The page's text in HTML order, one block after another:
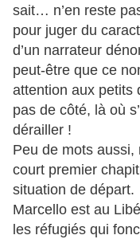
sait… n’en reste
pour juger du
d’un narrateur
peut-être que ce
attention aux petits
pas de côté, là où
dérailler !
Peu de mots
court premier
situation de départ.
Marcello est au
les réfugiés qui